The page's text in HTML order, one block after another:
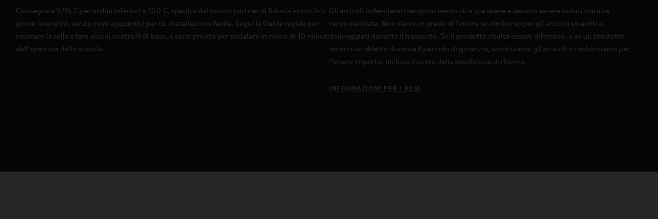
Consegna a 9,95 € per ordini inferiori a 100 €, spedita dal nostro partner di fiducia entro 3-5
giorni lavorativi, senza costi aggiuntivi per te. Installazione facile. Segui la Guida rapida per
montare la sella e fare alcuni controlli di base, e sarai pronto per pedalare in meno di 10 minuti
dall'apertura della scatola.
Gli articoli indesiderati vengono restituiti a tue spese e devono essere inviati tramite
raccomandata. Non siamo in grado di fornire un rimborso per gli articoli smarriti o
danneggiati durante il trasporto. Se il prodotto risulta essere difettoso, o se un prodotto
mostra un difetto durante il periodo di garanzia, sostituiamo gli articoli o rimborsiamo per
l'intero importo, incluso il costo della spedizione di ritorno.
INFORMAZIONI PER I RESI